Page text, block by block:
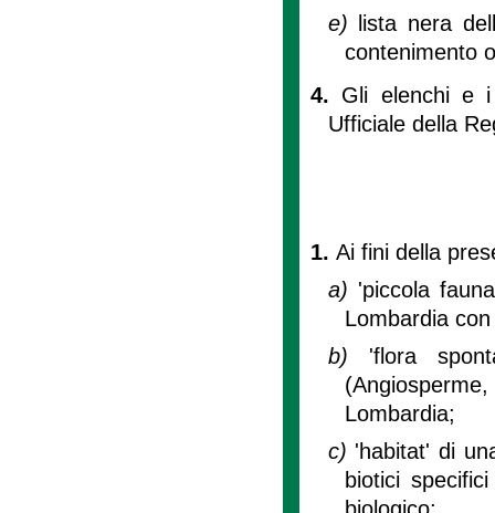
e)
lista nera
contenimento
4. Gli elenchi e i
Ufficiale della
1. Ai fini della
a) 'piccola
Lombardia
b) 'flora
Lombardia;
c) 'habitat' di
biotici